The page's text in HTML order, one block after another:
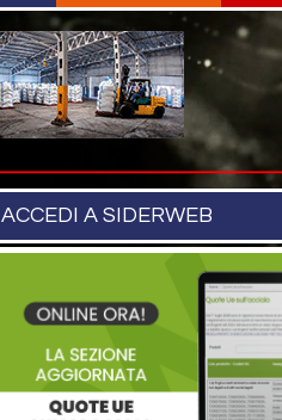
ACCEDI A SIDERWEB